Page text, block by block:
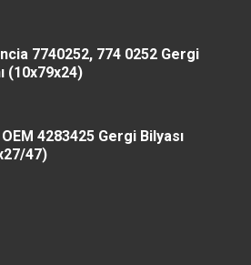
7740252, 774 0252 Gergi
(10x79x24)
4283425 Gergi Bilyası
47)